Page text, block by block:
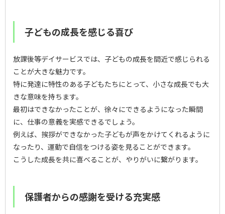
子どもの成長を感じる喜び
放課後等デイサービスでは、子どもの成長を間近で感じられる
ことが大きな魅力です。
特に発達に特性のある子どもたちにとって、小さな成長でも大
きな意味を持ちます。
最初はできなかったことが、徐々にできるようになった瞬間
に、仕事の意義を実感できるでしょう。
例えば、挨拶ができなかった子どもが声をかけてくれるように
なったり、運動で自信をつける姿を見ることができます。
こうした成長を共に喜べることが、やりがいに繋がります。
保護者からの感謝を受ける充実感